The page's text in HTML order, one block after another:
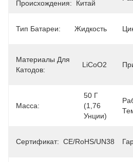
Происхождения:
Китай
Тип Батареи: Жидкость
Материалы Для
Катодов:
LiCoO2
Масса:
50 Г
(1,76
Унции)
Сертификат: CE/RoHS/UN38.3/